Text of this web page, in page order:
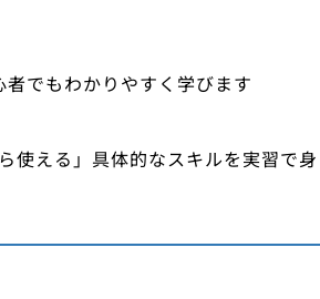
でもわかりやすく学びます
使える」具体的なスキルを実習で身